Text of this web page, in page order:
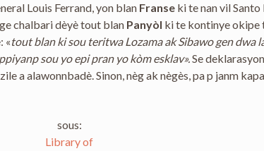
Louis Ferrand, yon blan Franse ki te nan vil
chalbari dèyè tout blan Panyòl ki te kontinye okipe
«tout blan ki sou teritwa Lozama ak Sibawo gen
sou yo epi pran yo kòm esklav».Se
a alawonnbadè. Sinon, nèg ak nègès, pa p janm
sous:
Library of